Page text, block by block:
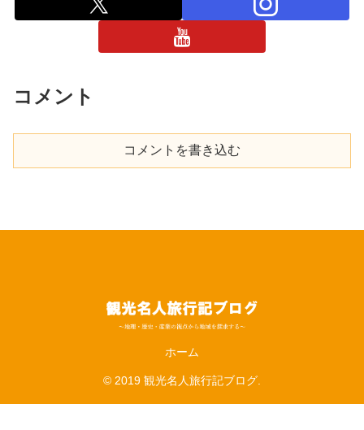
コメント
コメントを書き込む
ホーム
© 2019 観光名人旅行記ブログ.